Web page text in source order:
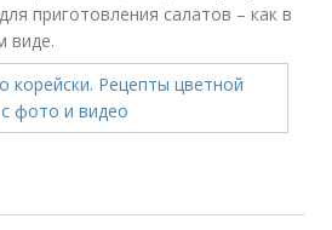
приготовления салатов – как в
виде.